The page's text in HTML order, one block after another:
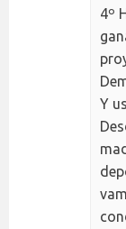
4º
Y